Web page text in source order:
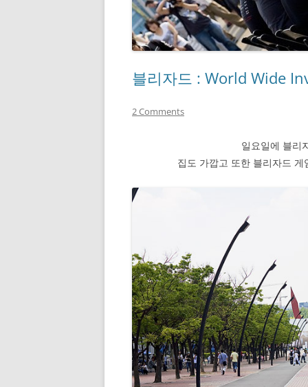
블리자드 : World Wide
2 Comments
일요일에 블리
집도 가깝고 또한 블리자드